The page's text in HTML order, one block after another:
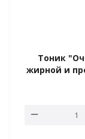
Тоник
жирной и